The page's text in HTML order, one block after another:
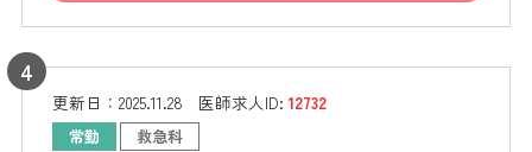
更新日： 2025.11.28 医師求人ID:12732
常勤 救急科